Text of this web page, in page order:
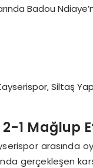
Badou
1 Mağlup
arasında
gerçekleşen